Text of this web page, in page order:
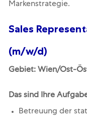
Markenstrategie.
Sales
(m/w/d)
Gebiet: Wien/Ost-
Das sind Ihre
Betreuung der